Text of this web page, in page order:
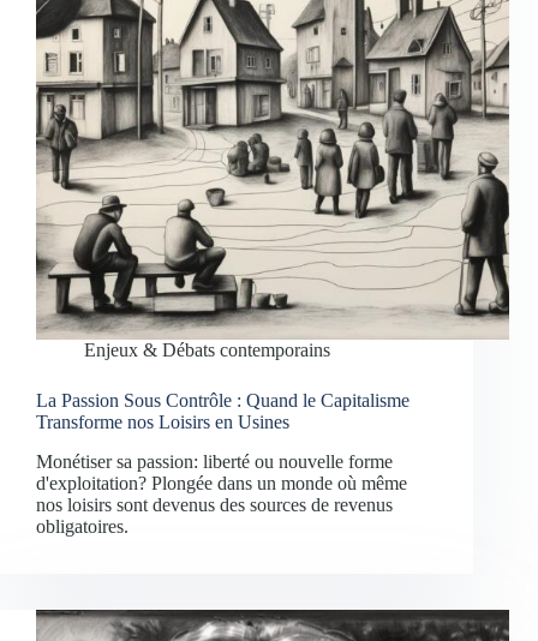
Enjeux & Débats contemporains
La Passion Sous Contrôle : Quand le Capitalisme
Transforme nos Loisirs en Usines
Monétiser sa passion: liberté ou nouvelle forme
d'exploitation? Plongée dans un monde où même
nos loisirs sont devenus des sources de revenus
obligatoires.